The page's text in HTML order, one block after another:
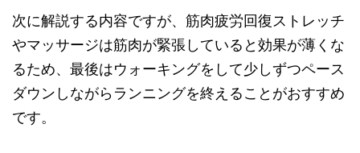
次に解説する内容ですが、筋肉疲労回復ストレッチ
やマッサージは筋肉が緊張していると効果が薄くな
るため、最後はウォーキングをして少しずつペース
ダウンしながらランニングを終えることがおすすめ
です。